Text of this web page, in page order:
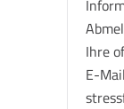
Ihre
E-